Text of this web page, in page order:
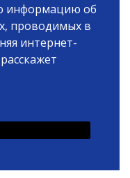
информацию об
проводимых в
интернет-